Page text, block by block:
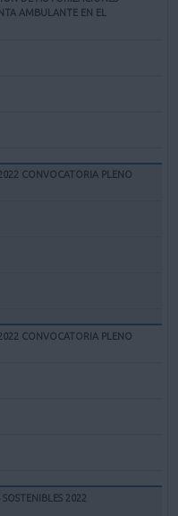
AMBULANTE EN EL
CONVOCATORIA PLENO
CONVOCATORIA PLENO
2022